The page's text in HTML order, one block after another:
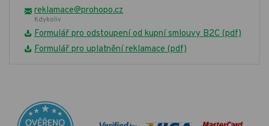
reklamace@prohopo.cz
Kdykoliv
Formulář pro odstoupení od kupní smlouvy B2C (pdf)
Formulář pro uplatnění reklamace (pdf)